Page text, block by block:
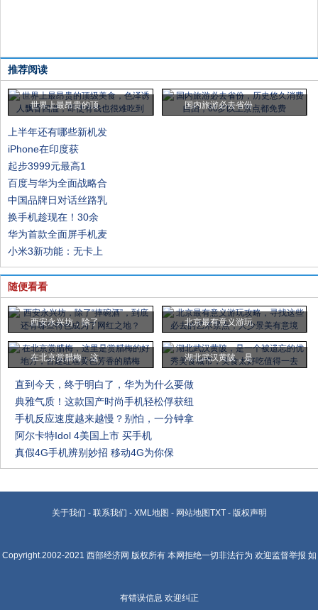
推荐阅读
世界上最昂贵的顶 国内旅游必去省份
上半年还有哪些新机发
iPhone在印度获
起步3999元最高1
百度与华为全面战略合
中国品牌日对话丝路乳
换手机趁现在！30余
华为首款全面屏手机麦
小米3新功能：无卡上
随便看看
西安永兴坊，除了 北京最有意义游玩
在北京赏腊梅，这 湖北武汉黄陂，是
直到今天，终于明白了，华为为什么要做
典雅气质！这款国产时尚手机轻松俘获纽
手机反应速度越来越慢？别怕，一分钟拿
阿尔卡特Idol 4美国上市 买手机
真假4G手机辨别妙招 移动4G为你保
关于我们 - 联系我们 - XML地图 - 网站地图TXT- 版权声明
Copyright.2002-2021 西部经济网 版权所有 本网拒绝一切非法行为 欢迎监督举报 如
有错误信息 欢迎纠正